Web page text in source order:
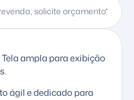
solicite orçamento*
ampla para exibição
ágil e dedicado para